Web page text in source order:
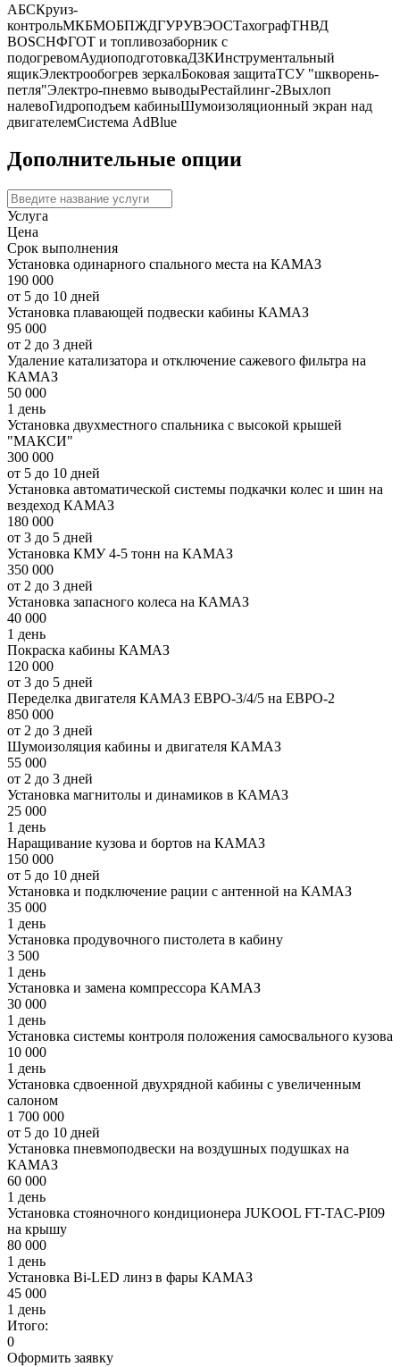
АБСКруиз-
контрольМКБМОБПЖДГУРУВЭОСТахографТНВД
BOSCHФГОТ и топливозаборник с
подогревомАудиоподготовкаДЗКИнструментальный
ящикЭлектрообогрев зеркалБоковая защитаТСУ "шкворень-
петля"Электро-пневмо выводыРестайлинг-2Выхлоп
налевоГидроподъем кабиныШумоизоляционный экран над
двигателемСистема AdBlue
Дополнительные опции
Услуга
Цена
Срок выполнения
Установка одинарного спального места на КАМАЗ
190 000
от 5 до 10 дней
Установка плавающей подвески кабины КАМАЗ
95 000
от 2 до 3 дней
Удаление катализатора и отключение сажевого фильтра на
КАМАЗ
50 000
1 день
Установка двухместного спальника с высокой крышей
"МАКСИ"
300 000
от 5 до 10 дней
Установка автоматической системы подкачки колес и шин на
вездеход КАМАЗ
180 000
от 3 до 5 дней
Установка КМУ 4-5 тонн на КАМАЗ
350 000
от 2 до 3 дней
Установка запасного колеса на КАМАЗ
40 000
1 день
Покраска кабины КАМАЗ
120 000
от 3 до 5 дней
Переделка двигателя КАМАЗ ЕВРО-3/4/5 на ЕВРО-2
850 000
от 2 до 3 дней
Шумоизоляция кабины и двигателя КАМАЗ
55 000
от 2 до 3 дней
Установка магнитолы и динамиков в КАМАЗ
25 000
1 день
Наращивание кузова и бортов на КАМАЗ
150 000
от 5 до 10 дней
Установка и подключение рации с антенной на КАМАЗ
35 000
1 день
Установка продувочного пистолета в кабину
3 500
1 день
Установка и замена компрессора КАМАЗ
30 000
1 день
Установка системы контроля положения самосвального кузова
10 000
1 день
Установка сдвоенной двухрядной кабины с увеличенным
салоном
1 700 000
от 5 до 10 дней
Установка пневмоподвески на воздушных подушках на
КАМАЗ
60 000
1 день
Установка стояночного кондиционера JUKOOL FT-TAC-PI09
на крышу
80 000
1 день
Установка Bi-LED линз в фары КАМАЗ
45 000
1 день
Итого:
0
Оформить заявку